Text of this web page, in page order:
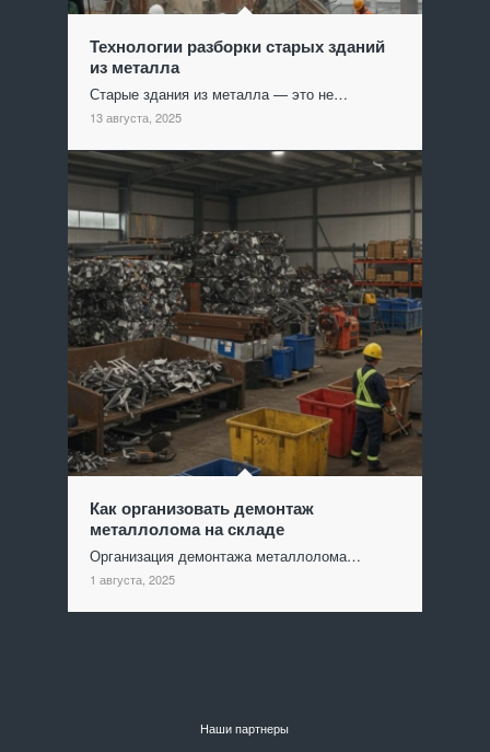
Технологии разборки старых зданий
из металла
Старые здания из металла — это не…
13 августа, 2025
Как организовать демонтаж
металлолома на складе
Организация демонтажа металлолома…
1 августа, 2025
Наши партнеры